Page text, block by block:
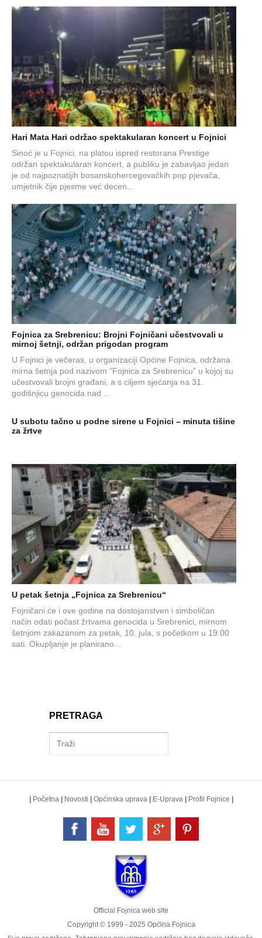
Hari Mata Hari održao spektakularan koncert u Fojnici
Sinoć je u Fojnici, na platou ispred restorana Prestige
održan spektakularan koncert, a publiku je zabavljao jedan
je od najpoznatijih bosanskohercegovačkih pop pjevača,
umjetnik čije pjesme već decen...
Fojnica za Srebrenicu: Brojni Fojničani učestvovali u
mirnoj šetnji, održan prigodan program
U Fojnici je večeras, u organizaciji Općine Fojnica, održana
mirna šetnja pod nazivom “Fojnica za Srebrenicu” u kojoj su
učestvovali brojni građani, a s ciljem sjećanja na 31.
godišnjicu genocida nad ...
U subotu tačno u podne sirene u Fojnici – minuta tišine
za žrtve
U petak šetnja „Fojnica za Srebrenicu“
Fojničani će i ove godine na dostojanstven i simboličan
način odati počast žrtvama genocida u Srebrenici, mirnom
šetnjom zakazanom za petak, 10. jula, s početkom u 19:00
sati. Okupljanje je planirano...
PRETRAGA
| Početna | Novosti | Općinska uprava | E-Uprava | Profil Fojnice |
Official Fojnica web site
Copyright © 1999 - 2025 Općina Fojnica